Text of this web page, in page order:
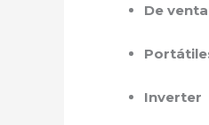
De
Inverter